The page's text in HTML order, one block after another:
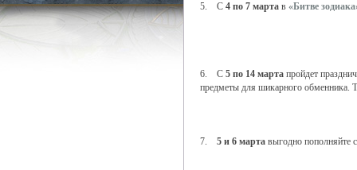
5. С 4 по 7 марта в «Битве
6. С 5 по 14 марта пройдет
предметы для шикарного обменника.
7. 5 и 6 марта выгодно пополняйте